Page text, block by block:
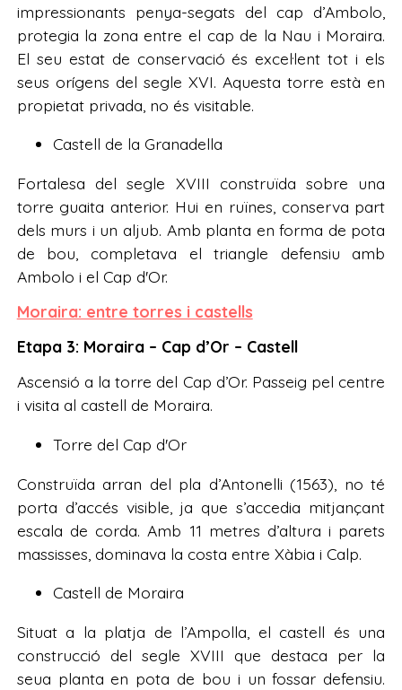
impressionants penya-segats del cap d’Ambolo,
protegia la zona entre el cap de la Nau i Moraira.
El seu estat de conservació és excel·lent tot i els
seus orígens del segle XVI. Aquesta torre està en
propietat privada, no és visitable.
Castell de la Granadella
Fortalesa del segle XVIII construïda sobre una
torre guaita anterior. Hui en ruïnes, conserva part
dels murs i un aljub. Amb planta en forma de pota
de bou, completava el triangle defensiu amb
Ambolo i el Cap d'Or.
Moraira: entre torres i castells
Etapa 3: Moraira – Cap d’Or – Castell
Ascensió a la torre del Cap d’Or. Passeig pel centre
i visita al castell de Moraira.
Torre del Cap d'Or
Construïda arran del pla d’Antonelli (1563), no té
porta d’accés visible, ja que s’accedia mitjançant
escala de corda. Amb 11 metres d’altura i parets
massisses, dominava la costa entre Xàbia i Calp.
Castell de Moraira
Situat a la platja de l’Ampolla, el castell és una
construcció del segle XVIII que destaca per la
seua planta en pota de bou i un fossar defensiu.